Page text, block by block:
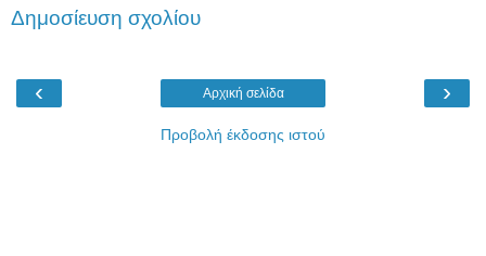
Δημοσίευση σχολίου
‹ ›
Αρχική σελίδα
Προβολή έκδοσης ιστού